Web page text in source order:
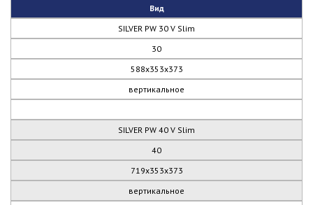
Вид
SILVER PW 30 V Slim
30
588х353х373
вертикальное
SILVER PW 40 V Slim
40
719х353х373
вертикальное